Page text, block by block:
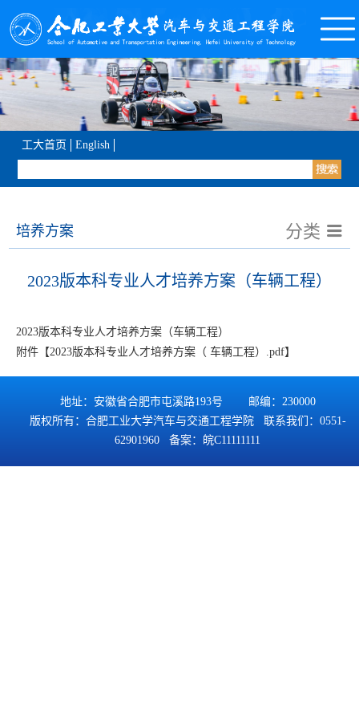
工大首页 English
培养方案 分类
2023版本科专业人才培养方案（车辆工程）
2023版本科专业人才培养方案（车辆工程）
附件【2023版本科专业人才培养方案（ 车辆工程）.pdf】
地址：安徽省合肥市屯溪路193号 邮编：230000
版权所有：合肥工业大学汽车与交通工程学院 联系我们：0551-
62901960 备案：
皖C11111111